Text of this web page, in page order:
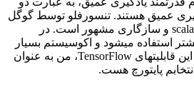
عمیق هستند. تنسورفلو توسط گوگل
توسعه پیدا کرده و به scalability و سازگاری مشهور است. در
استفاده میشود و اکوسیستم بسیار
قوی دارد. اما علارغم همه این قابلیتهای TensorFlow، من به عنوان
پایتورچ هست.